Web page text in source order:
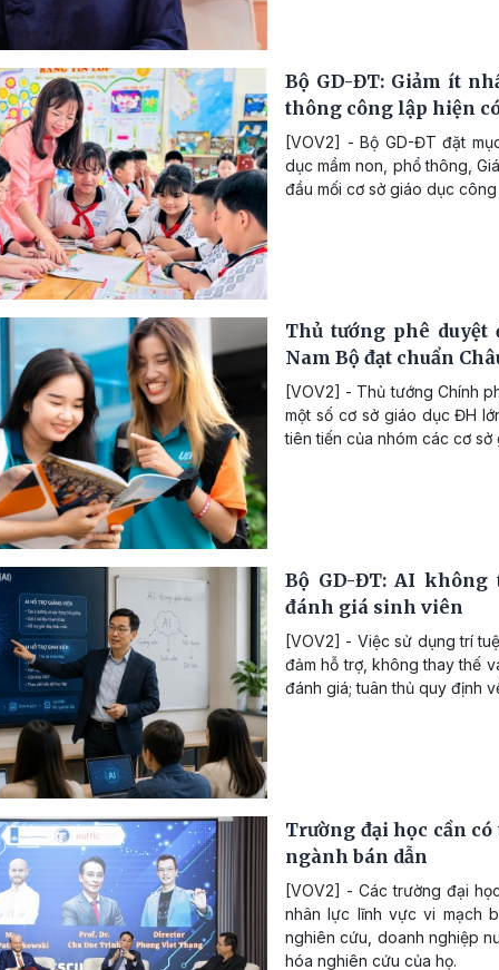
Bộ GD-ĐT: Giảm ít
thông công lập hiện
[VOV2] - Bộ GD-ĐT đặt
dục mầm non, phổ thông,
đầu mối cơ sở giáo dục
Thủ tướng phê
Nam Bộ đạt chuẩn
[VOV2] - Thủ tướng Chính
một số cơ sở giáo dục ĐH
tiên tiến của nhóm các cơ
Bộ GD-ĐT: AI
đánh giá sinh viên
[VOV2] - Việc sử dụng trí
đảm hỗ trợ, không thay thế
đánh giá; tuân thủ quy định
Trường đại học cần
ngành bán dẫn
[VOV2] - Các trường đại
nhân lực lĩnh vực vi mạch
nghiên cứu, doanh nghiệp
hóa nghiên cứu của họ.